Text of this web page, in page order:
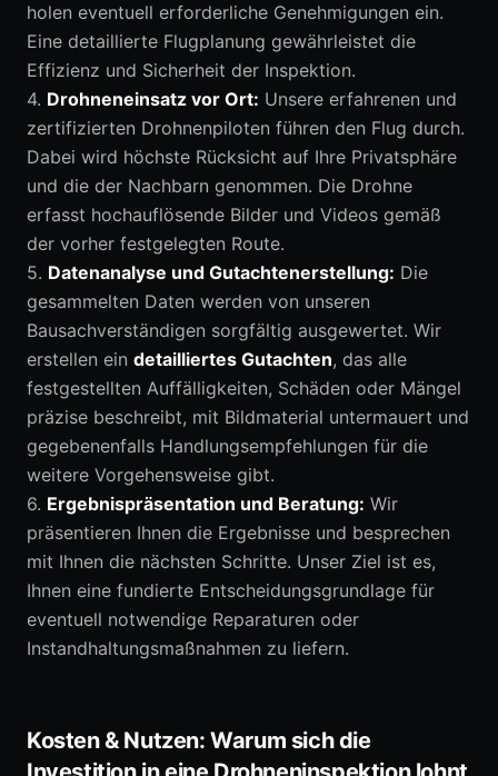
holen eventuell erforderliche Genehmigungen ein.
Eine detaillierte Flugplanung gewährleistet die
Effizienz und Sicherheit der Inspektion.
4. Drohneneinsatz vor Ort: Unsere erfahrenen und
zertifizierten Drohnenpiloten führen den Flug durch.
Dabei wird höchste Rücksicht auf Ihre Privatsphäre
und die der Nachbarn genommen. Die Drohne
erfasst hochauflösende Bilder und Videos gemäß
der vorher festgelegten Route.
5. Datenanalyse und Gutachtenerstellung: Die
gesammelten Daten werden von unseren
Bausachverständigen sorgfältig ausgewertet. Wir
erstellen ein detailliertes Gutachten, das alle
festgestellten Auffälligkeiten, Schäden oder Mängel
präzise beschreibt, mit Bildmaterial untermauert und
gegebenenfalls Handlungsempfehlungen für die
weitere Vorgehensweise gibt.
6. Ergebnispräsentation und Beratung: Wir
präsentieren Ihnen die Ergebnisse und besprechen
mit Ihnen die nächsten Schritte. Unser Ziel ist es,
Ihnen eine fundierte Entscheidungsgrundlage für
eventuell notwendige Reparaturen oder
Instandhaltungsmaßnahmen zu liefern.
Kosten & Nutzen: Warum sich die